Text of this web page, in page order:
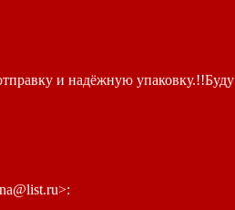
и надёжную упаковку.!!Буду